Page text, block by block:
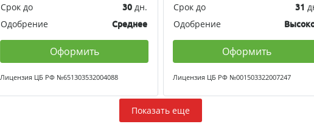
Срок до
30 дн.
Одобрение
Среднее
Оформить
Лицензия ЦБ РФ №651303532004088
Срок до
31
Одобрение
Оформить
Лицензия ЦБ РФ №001503322007247
Показать еще